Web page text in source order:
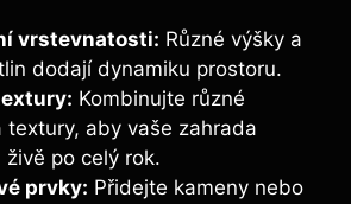
vrstevnatosti: Různé výšky a
dodají dynamiku prostoru.
Kombinujte různé
textury, aby vaše zahrada
živě po celý rok.
prvky: Přidejte kameny nebo